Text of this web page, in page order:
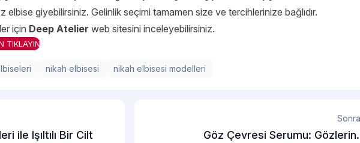
elbise giyebilirsiniz. Gelinlik seçimi tamamen size ve tercihlerinize bağlıdır.
için Deep Atelier web sitesini inceleyebilirsiniz.
TIKLAYIN
nikah elbisesi nikah elbisesi modelleri
ile Işıltılı Bir Cilt
Göz Çevresi Serumu: